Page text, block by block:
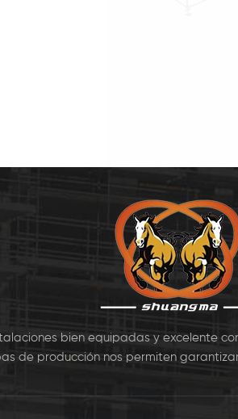
bien equipadas y excelente
de producción nos permiten